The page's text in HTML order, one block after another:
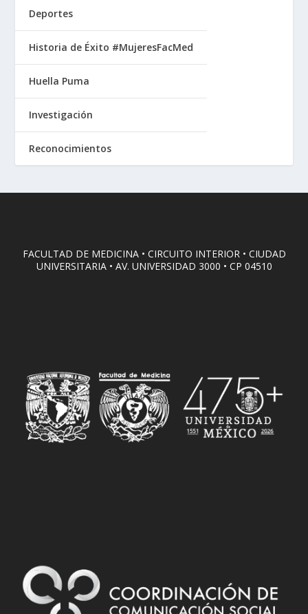
Deportes
Historia de Éxito #MujeresFacMed
Huella Puma
Investigación
Reconocimientos
FACULTAD DE MEDICINA • CIRCUITO INTERIOR • CIUDAD
UNIVERSITARIA • AV. UNIVERSIDAD 3000 • CP 04510